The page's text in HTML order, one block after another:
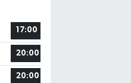
17:00
20:00
20:00